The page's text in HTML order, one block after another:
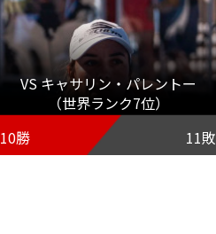
VS キャサリン・パレントー
（世界ランク7位）
10勝
11敗